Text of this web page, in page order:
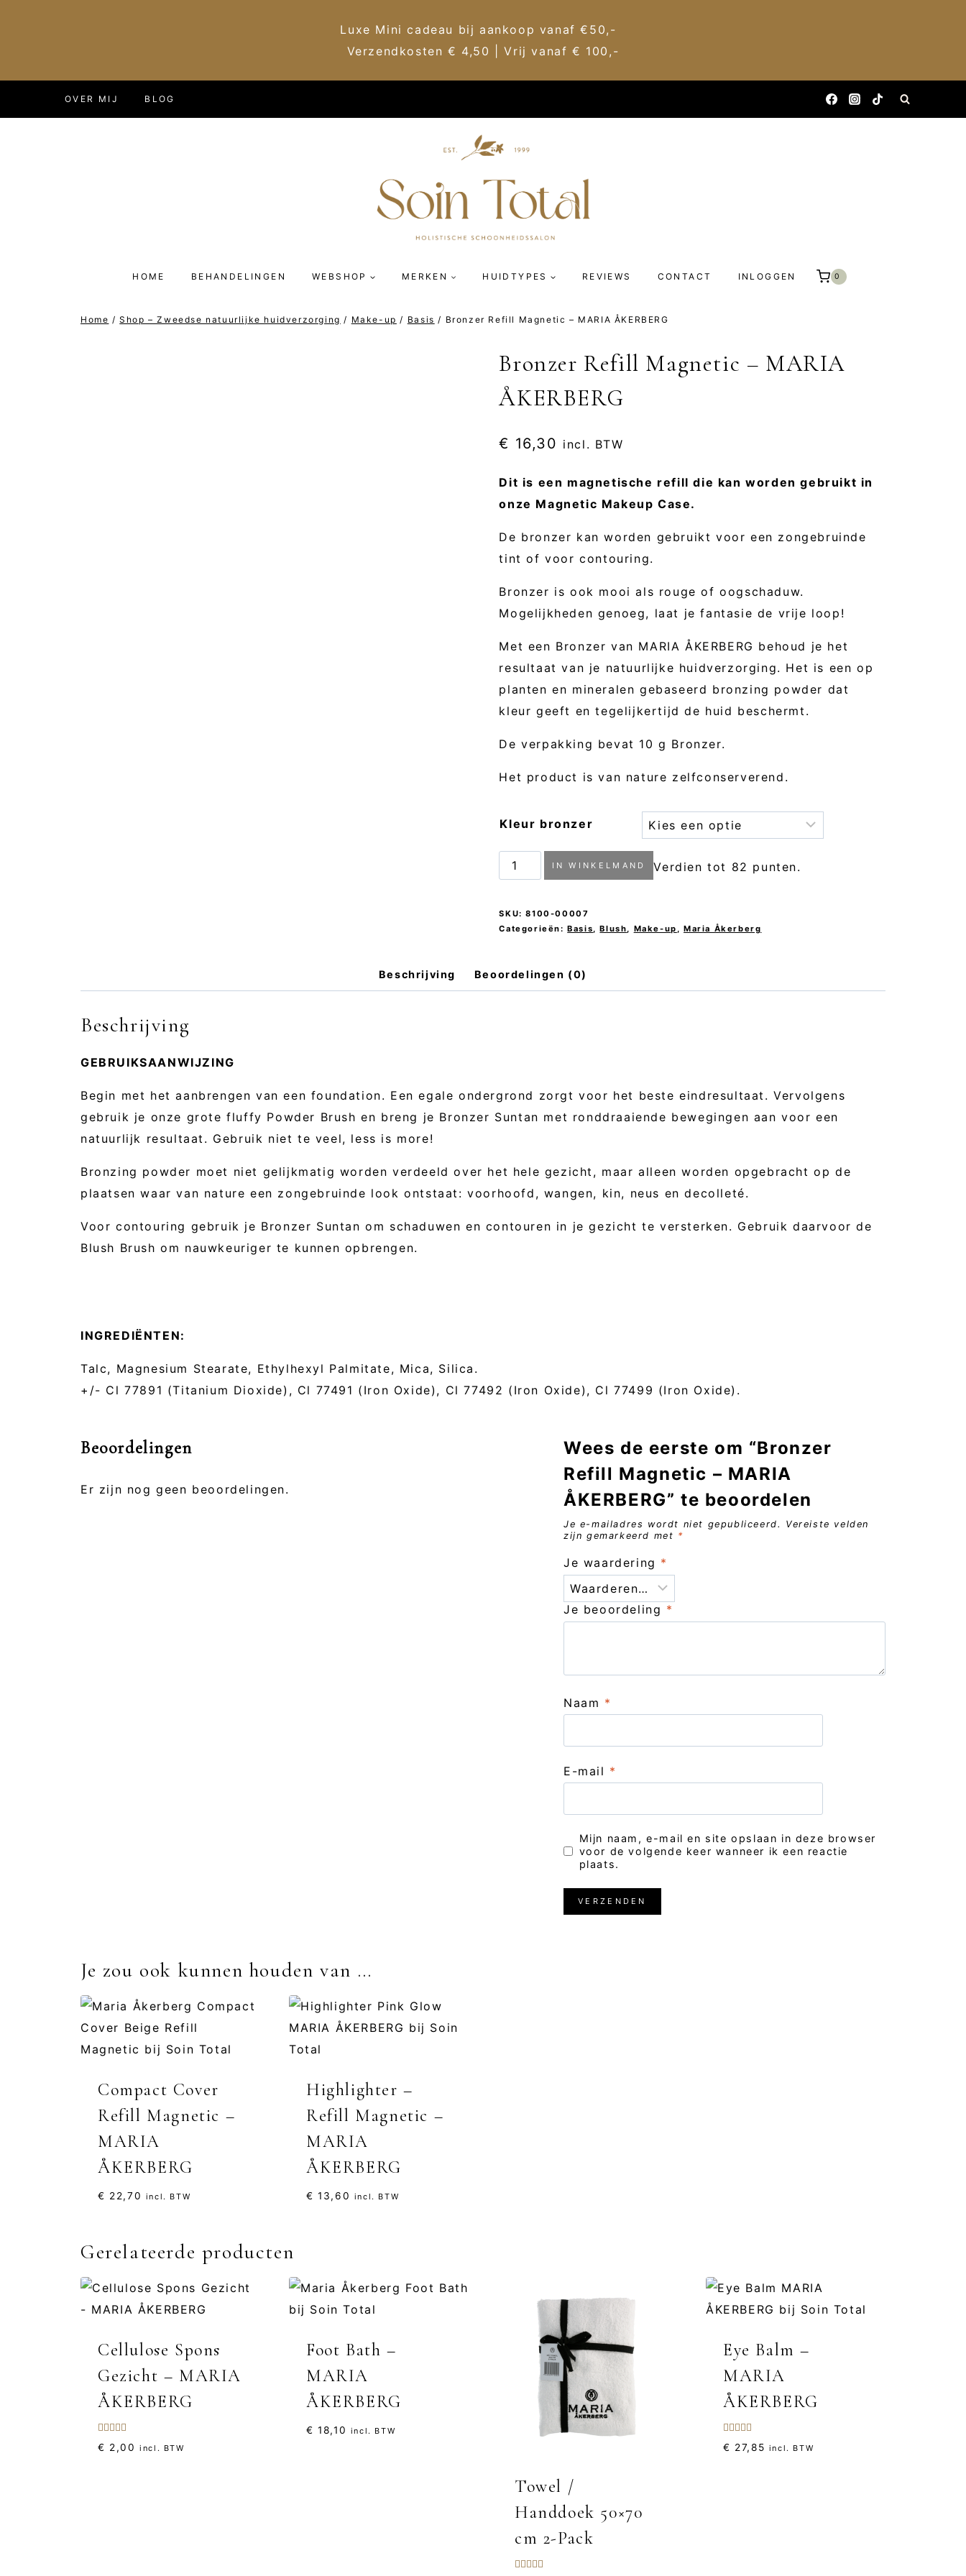
Luxe Mini cadeau bij aankoop vanaf €50,-
Verzendkosten € 4,50 | Vrij vanaf € 100,-
OVER MIJ BLOG
HOME BEHANDELINGEN WEBSHOP MERKEN HUIDTYPES REVIEWS CONTACT INLOGGEN 0
Home / Shop – Zweedse natuurlijke huidverzorging / Make-up / Basis / Bronzer Refill Magnetic – MARIA ÅKERBERG
Bronzer Refill Magnetic – MARIA
ÅKERBERG
€ 16,30 incl. BTW
Dit is een magnetische refill die kan worden gebruikt in
onze Magnetic Makeup Case.
De bronzer kan worden gebruikt voor een zongebruinde
tint of voor contouring.
Bronzer is ook mooi als rouge of oogschaduw.
Mogelijkheden genoeg, laat je fantasie de vrije loop!
Met een Bronzer van MARIA ÅKERBERG behoud je het
resultaat van je natuurlijke huidverzorging. Het is een op
planten en mineralen gebaseerd bronzing powder dat
kleur geeft en tegelijkertijd de huid beschermt.
De verpakking bevat 10 g Bronzer.
Het product is van nature zelfconserverend.
Kleur bronzer
Bronzer
Refill
-
ÅKERBERG
aantal
IN WINKELMAND Verdien tot 82 punten.
SKU:8100-00007
Categorieën:Basis,Blush, Make-up ,Maria Åkerberg
Beschrijving Beoordelingen (0)
Beschrijving
GEBRUIKSAANWIJZING
Begin met het aanbrengen van een foundation. Een egale ondergrond zorgt voor het beste eindresultaat. Vervolgens
gebruik je onze grote fluffy Powder Brush en breng je Bronzer Suntan met ronddraaiende bewegingen aan voor een
natuurlijk resultaat. Gebruik niet te veel, less is more!
Bronzing powder moet niet gelijkmatig worden verdeeld over het hele gezicht, maar alleen worden opgebracht op de
plaatsen waar van nature een zongebruinde look ontstaat: voorhoofd, wangen, kin, neus en decolleté.
Voor contouring gebruik je Bronzer Suntan om schaduwen en contouren in je gezicht te versterken. Gebruik daarvoor de
Blush Brush om nauwkeuriger te kunnen opbrengen.
INGREDIËNTEN:
Talc, Magnesium Stearate, Ethylhexyl Palmitate, Mica, Silica.
+/- Cl 77891 (Titanium Dioxide), Cl 77491 (Iron Oxide), Cl 77492 (Iron Oxide), Cl 77499 (Iron Oxide).
Beoordelingen
Er zijn nog geen beoordelingen.
Wees de eerste om “Bronzer
Refill Magnetic – MARIA
ÅKERBERG” te beoordelen
Je e-mailadres wordt niet gepubliceerd.
Vereiste velden
zijn gemarkeerd met *
Je waardering *
Je beoordeling *
Naam *
E-mail *
Mijn naam, e-mail en site opslaan in deze browser
voor de volgende keer wanneer ik een reactie
plaats.
Je zou ook kunnen houden van …
Compact Cover
Refill Magnetic –
MARIA
ÅKERBERG
€ 22,70 incl. BTW
Highlighter –
Refill Magnetic –
MARIA
ÅKERBERG
€ 13,60 incl. BTW
Gerelateerde producten
Cellulose Spons
Gezicht – MARIA
ÅKERBERG
Gewaardeerd
5.00
€ 2,00 incl. BTW
Foot Bath –
MARIA
ÅKERBERG
€ 18,10 incl. BTW
Towel /
Handdoek 50×70
cm 2-Pack
Eye Balm –
MARIA
ÅKERBERG
Gewaardeerd
5.00
€ 27,85 incl. BTW